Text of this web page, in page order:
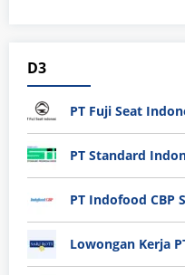
D3
PT Fuji Seat
PT Standard